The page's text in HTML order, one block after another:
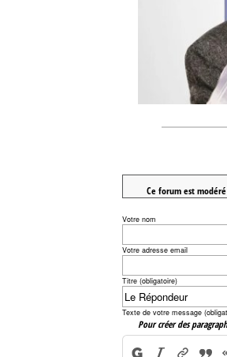
Ce forum est
Votre nom
Votre adresse email
Titre (obligatoire)
Texte de votre message
Pour créer des